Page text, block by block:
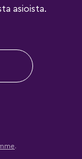
asioista.
.